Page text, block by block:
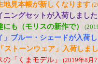
見本帳が新しくなります
ニングセットが入荷しました
も（モリスの新作で）
」ブルー・シェードが入荷
ストーンウェア」入荷しま
「くまモデル」 (2019年8月